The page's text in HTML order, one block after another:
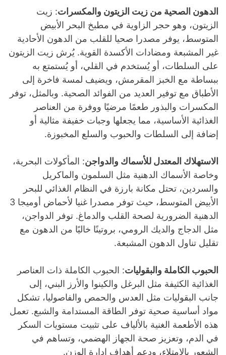
الدهون الصحية من زيت الزيتون والمكسرات: زيت
الزيتون، وهو حجر الزاوية في مطبخ البحر الأبيض
المتوسط، يوفر مصدرا صحيا للقلب من الدهون الأحادية
غير المشبعة ومضادات الأكسدة القوية. يُرش زيت الزيتون
على السلطات، أو يُستخدم في القلي، أو يُستمتع به
ببساطة مع الخبز المقرمش، ويضيف لمسة فاخرة إلى
الأطباق مع توفير العديد من الفوائد الصحية. وبالمثل، توفر
المكسرات والبذور طعمًا مرضيًا ووفرة من العناصر
الغذائية الأساسية، مما يجعلها وجبات خفيفة مثالية أو
إضافة إلى السلطات والحبوب والسلع المخبوزة.
الاستهلاك المعتدل للأسماك والدواجن: المأكولات البحرية،
وخاصة الأسماك الدهنية مثل السلمون والماكريل
والسردين، تحتل مكانة بارزة في النظام الغذائي للبحر
الأبيض المتوسط، حيث توفر مصدرا غنيا لأحماض أوميجا 3
الدهنية الضرورية لصحة القلب والدماغ. توفر الدواجن،
مثل الدجاج والديك الرومي، بروتينًا خاليًا من الدهون مع
تقليل تناول الدهون المشبعة.
الحبوب الكاملة والبقوليات: الحبوب الكاملة ذات العناصر
الغذائية الكثيفة مثل البرغل والكينوا والأرز البني، إلى
جانب البقوليات مثل العدس والحمص والفاصوليا، تشكل
مواد أساسية صحية توفر الطاقة المستدامة والشبع. تعمل
هذه الأطعمة الغنية بالألياف على تثبيت مستويات السكر
في الدم، وتعزيز صحة الجهاز الهضمي، وتساهم في
الشعور بالامتلاء، ودعم أهداف إدارة الوزن.